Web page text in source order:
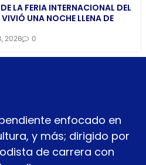
LA FERIA INTERNACIONAL DEL
UNA NOCHE LLENA DE
2026 0
enfocado en
y más; dirigido por
de carrera con